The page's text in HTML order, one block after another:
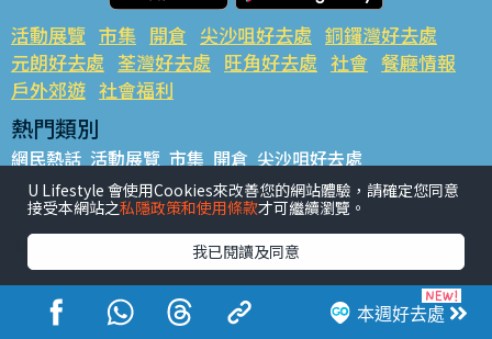
本週好去處
活動展覽 市集 開倉 尖沙咀好去處 銅鑼灣好去處
元朗好去處 荃灣好去處 旺角好去處 社會 餐廳情報
戶外郊遊 社會福利
熱門類別
網民熱話 活動展覽 市集 開倉 尖沙咀好去處
銅鑼灣好去處 元朗好去處 荃灣好去處 旺角好去處 社會
餐廳情報 戶外郊遊
熱門標籤
#UGO搵好去處 #人氣活動推介 #美食社群熱話
#親子玩樂好去處
#ULifestyle應用程式
#限時搶
#UJetso禮物放送
#ULifestyle商戶中心 #著數 #網絡熱話
U Lifestyle 會使用Cookies來改善您的網站體驗，請確定您同意
接受本網站之私隱政策和使用條款才可繼續瀏覽。
我已閱讀及同意